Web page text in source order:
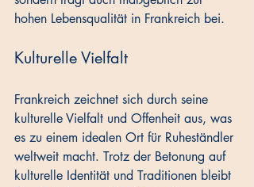
hohen Lebensqualität in Frankreich bei.
Kulturelle Vielfalt
Frankreich zeichnet sich durch seine
kulturelle Vielfalt und Offenheit aus, was
es zu einem idealen Ort für Ruheständler
weltweit macht. Trotz der Betonung auf
kulturelle Identität und Traditionen bleibt